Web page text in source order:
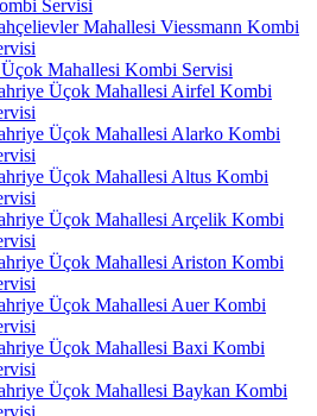
Servisi
Mahallesi Viessmann Kombi
Mahallesi Kombi Servisi
Üçok Mahallesi Airfel Kombi
Üçok Mahallesi Alarko Kombi
Üçok Mahallesi Altus Kombi
Üçok Mahallesi Arçelik Kombi
Üçok Mahallesi Ariston Kombi
Üçok Mahallesi Auer Kombi
Üçok Mahallesi Baxi Kombi
Üçok Mahallesi Baykan Kombi